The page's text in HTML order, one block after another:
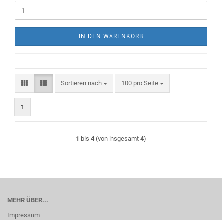
IN DEN WARENKORB
Sortieren nach
Sortieren nach 100 pro Seite
pro Seite
1
1 bis 4 (von insgesamt 4)
MEHR ÜBER...
Impressum